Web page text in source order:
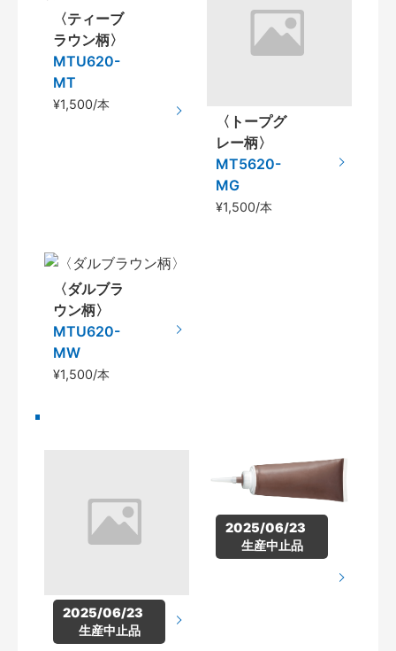
〈ティーブ
ラウン柄〉
MTU620-
MT
¥1,500/本
〈トープグ
レー柄〉
MT5620-
MG
¥1,500/本
〈ダルブラ
ウン柄〉
MTU620-
MW
¥1,500/本
2025/06/23
生産中止品
2025/06/23
生産中止品